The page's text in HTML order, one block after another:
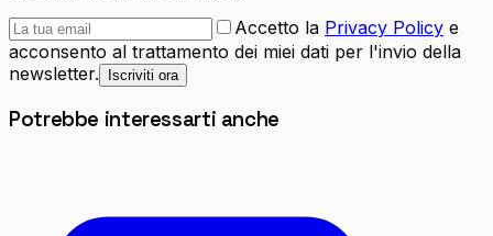
Accetto la Privacy Policy e
acconsento al trattamento dei miei dati per l'invio della
newsletter.
Iscriviti ora
Potrebbe interessarti anche